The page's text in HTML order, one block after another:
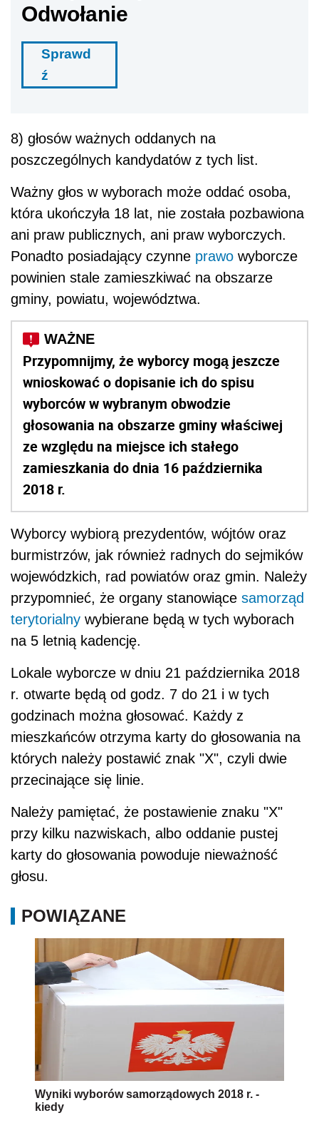
Odwołanie
Sprawd
ź
8) głosów ważnych oddanych na
poszczególnych kandydatów z tych list.
Ważny głos w wyborach może oddać osoba,
która ukończyła 18 lat, nie została pozbawiona
ani praw publicznych, ani praw wyborczych.
Ponadto posiadający czynne prawo wyborcze
powinien stale zamieszkiwać na obszarze
gminy, powiatu, województwa.
Przypomnijmy, że wyborcy mogą jeszcze
wnioskować o dopisanie ich do spisu
wyborców w wybranym obwodzie
głosowania na obszarze gminy właściwej
ze względu na miejsce ich stałego
zamieszkania do dnia 16 października
2018 r.
Wyborcy wybiorą prezydentów, wójtów oraz
burmistrzów, jak również radnych do sejmików
wojewódzkich, rad powiatów oraz gmin. Należy
przypomnieć, że organy stanowiące samorząd
terytorialny wybierane będą w tych wyborach
na 5 letnią kadencję.
Lokale wyborcze w dniu 21 października 2018
r. otwarte będą od godz. 7 do 21 i w tych
godzinach można głosować. Każdy z
mieszkańców otrzyma karty do głosowania na
których należy postawić znak "X", czyli dwie
przecinające się linie.
Należy pamiętać, że postawienie znaku "X"
przy kilku nazwiskach, albo oddanie pustej
karty do głosowania powoduje nieważność
głosu.
POWIĄZANE
Wyniki wyborów samorządowych 2018 r. -
kiedy